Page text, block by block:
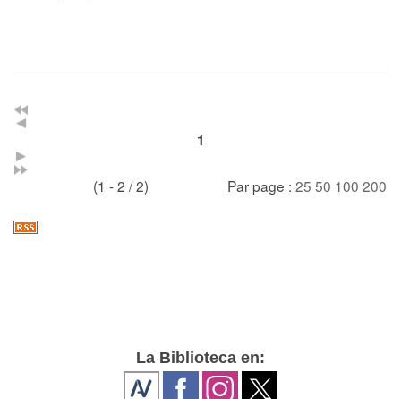
1
(1 - 2 / 2) Par page : 25 50 100 200
La Biblioteca en: